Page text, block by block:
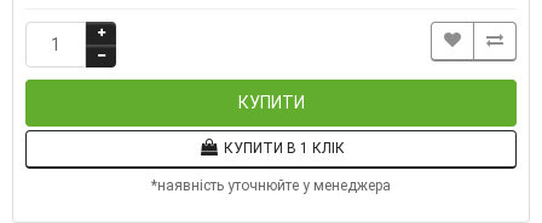
КУПИТИ
КУПИТИ В 1 КЛІК
*наявність уточнюйте у менеджера